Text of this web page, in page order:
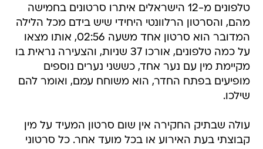
טלפונים מ-12 הישראלים איתרו סרטונים בחמישה
מהם, והסרטון הרלוונטי היחידי שיש בידם מכל הלילה
המדובר הוא סרטון אחד משעה 02:56, אותו מצאו
על כמה טלפונים, אורכו 37 שניות, והצעירה נראית בו
מקיימת מין עם נער אחד, כששני נערים נוספים
מופיעים בפתח החדר, הוא משוחח עמם, ואומר להם
שילכו.
עולה שבתיק החקירה אין שום סרטון המעיד על מין
קבוצתי בעת האירוע או בכל מועד אחר. כל סרטוני